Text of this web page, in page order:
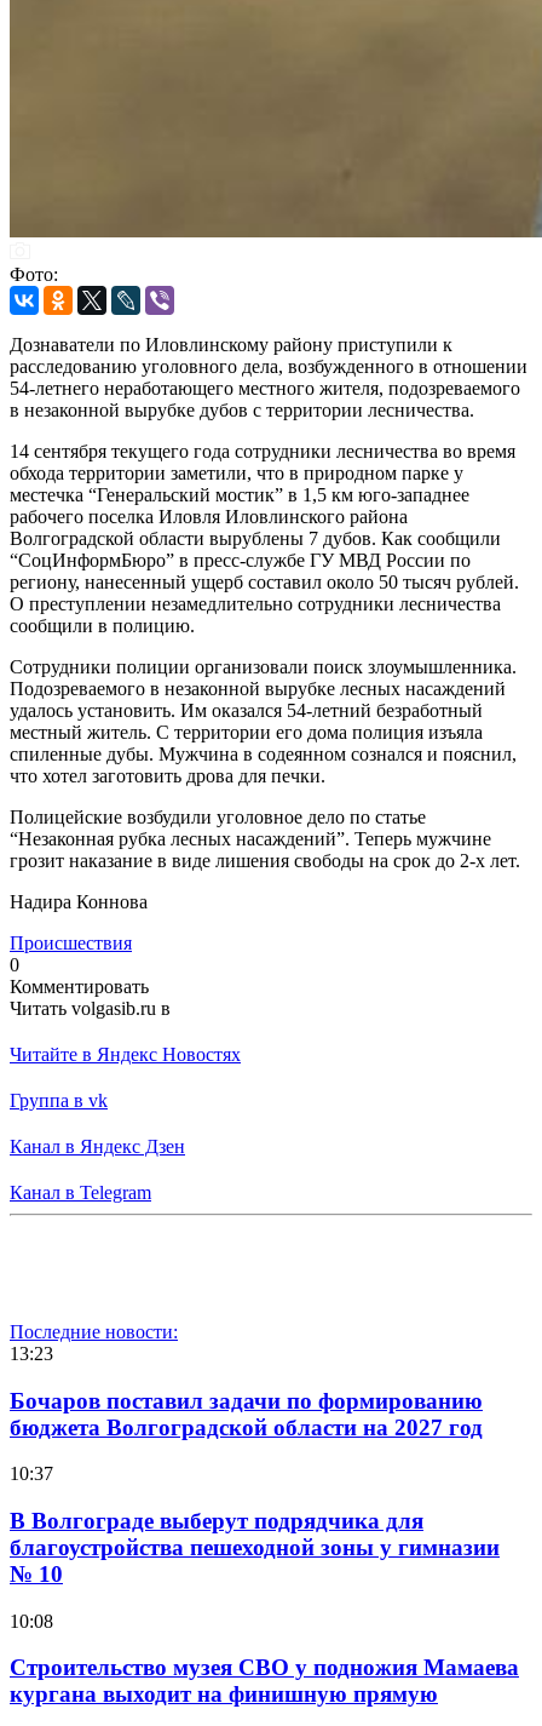
Фото:
Дознаватели по Иловлинскому району приступили к
расследованию уголовного дела, возбужденного в отношении
54-летнего неработающего местного жителя, подозреваемого
в незаконной вырубке дубов с территории лесничества.
14 сентября текущего года сотрудники лесничества во время
обхода территории заметили, что в природном парке у
местечка “Генеральский мостик” в 1,5 км юго-западнее
рабочего поселка Иловля Иловлинского района
Волгоградской области вырублены 7 дубов. Как сообщили
“СоцИнформБюро” в пресс-службе ГУ МВД России по
региону, нанесенный ущерб составил около 50 тысяч рублей.
О преступлении незамедлительно сотрудники лесничества
сообщили в полицию.
Сотрудники полиции организовали поиск злоумышленника.
Подозреваемого в незаконной вырубке лесных насаждений
удалось установить. Им оказался 54-летний безработный
местный житель. С территории его дома полиция изъяла
спиленные дубы. Мужчина в содеянном сознался и пояснил,
что хотел заготовить дрова для печки.
Полицейские возбудили уголовное дело по статье
“Незаконная рубка лесных насаждений”. Теперь мужчине
грозит наказание в виде лишения свободы на срок до 2-х лет.
Надира Коннова
Происшествия
0
Комментировать
Читать volgasib.ru в
Читайте в Яндекс Новостях
Группа в vk
Канал в Яндекс Дзен
Канал в Telegram
Последние новости:
13:23
Бочаров поставил задачи по формированию
бюджета Волгоградской области на 2027 год
10:37
В Волгограде выберут подрядчика для
благоустройства пешеходной зоны у гимназии
№ 10
10:08
Строительство музея СВО у подножия Мамаева
кургана выходит на финишную прямую